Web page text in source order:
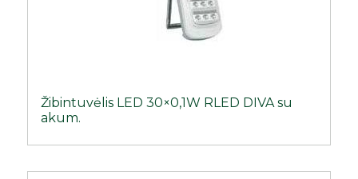
Žibintuvėlis LED 30×0,1W RLED DIVA su
akum.